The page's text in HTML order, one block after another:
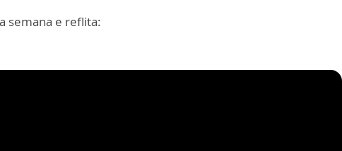
semana e reflita: